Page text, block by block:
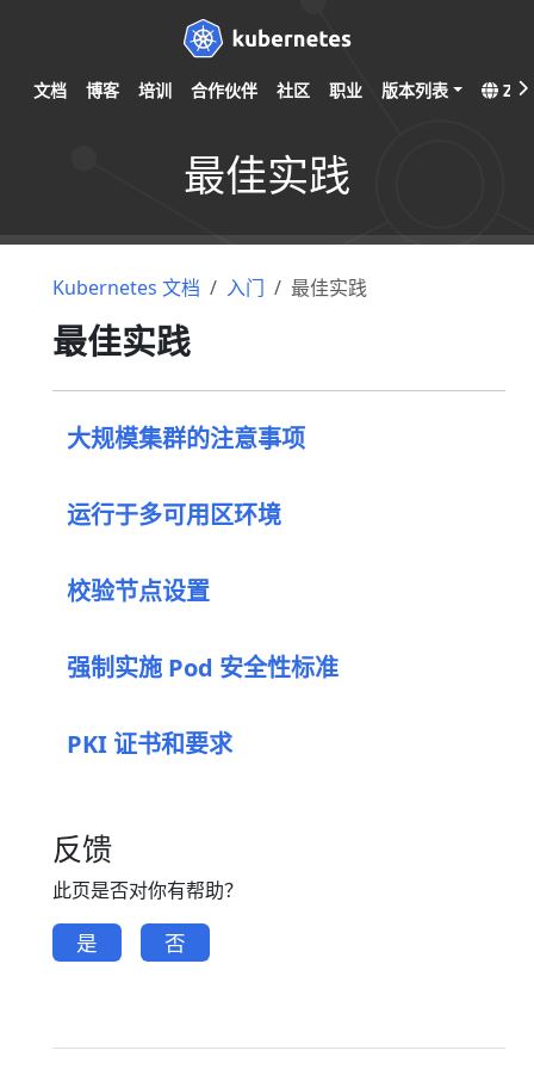
文档 博客 培训 合作伙伴 社区 职业 版本列表
最佳实践
Kubernetes 文档 入门 最佳实践
最佳实践
大规模集群的注意事项
运行于多可用区环境
校验节点设置
强制实施 Pod 安全性标准
PKI 证书和要求
反馈
此页是否对你有帮助？
是 否